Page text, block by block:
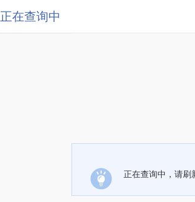
正在查询中
正在查询中，请刷